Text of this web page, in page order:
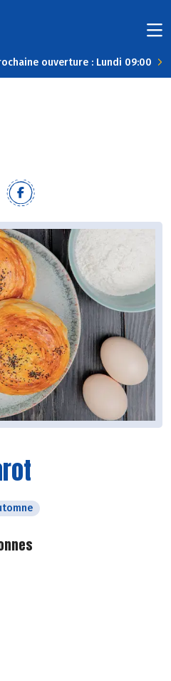
ouverture : Lundi 09:00